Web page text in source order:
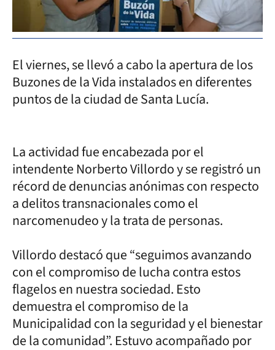
El viernes, se llevó a cabo la apertura de los
Buzones de la Vida instalados en diferentes
puntos de la ciudad de Santa Lucía.
La actividad fue encabezada por el
intendente Norberto Villordo y se registró un
récord de denuncias anónimas con respecto
a delitos transnacionales como el
narcomenudeo y la trata de personas.
Villordo destacó que “seguimos avanzando
con el compromiso de lucha contra estos
flagelos en nuestra sociedad. Esto
demuestra el compromiso de la
Municipalidad con la seguridad y el bienestar
de la comunidad”. Estuvo acompañado por